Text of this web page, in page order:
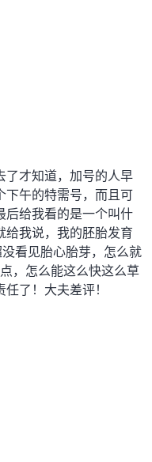
了才知道，加号的人早
下午的特需号，而且可
后给我看的是一个叫什
给我说，我的胚胎发育
看见胎心胎芽，怎么就
，怎么能这么快这么草
了！大夫差评！